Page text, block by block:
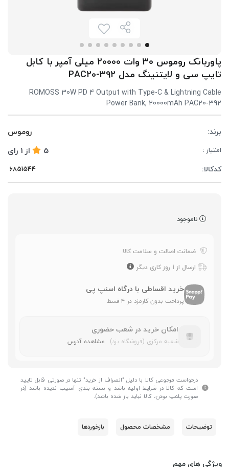
پاوربانک روموس 30 وات 20000 میلی آمپر با کابل
تایپ سی و لایتنینگ مدل PAC20-392
ROMOSS 30W PD 4 Output with Type-C & Lightning Cable
Power Bank, 20000mAh PAC20-392
برند: روموس
امتیاز : 5 از1 رای
کدکالا:
ناموجود
ضمانت اصالت و سلامت کالا
ارسال از 1 روز کاری دیگر
خرید اقساطی با درگاه اسنپ پی
پرداخت بدون کارمزد در ۴ قسط
امکان خرید در شعب حضوری
شعبه مرکزی (فروشگاه یزد) مشاهده آدرس
درخواست مرجوعی کالا با دلیل "انصراف از خرید" تنها در صورتی قابل تایید
است که کالا در شرایط اولیه باشد و بسته بندی آسیب ندیده باشد (در
صورت پلمپ بودن، کالا نباید باز شده باشد).
توضیحات مشخصات محصول بازخوردها
ویژگی های مهم